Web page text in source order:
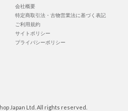
会社概要
特定商取引法・古物営業法に基づく表記
ご利用規約
サイトポリシー
プライバシーポリシー
Japan Ltd. All rights reserved.